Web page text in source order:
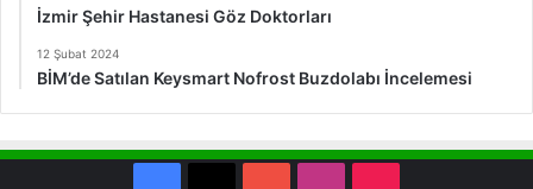
İzmir Şehir Hastanesi Göz Doktorları
12 Şubat 2024
BİM’de Satılan Keysmart Nofrost Buzdolabı İncelemesi